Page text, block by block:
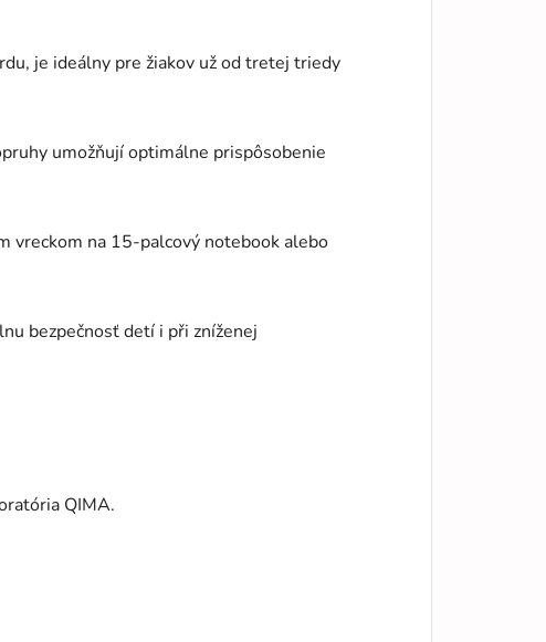
je ideálny pre žiakov už od tretej triedy
umožňují optimálne prispôsobenie
vreckom na 15-palcový notebook alebo
bezpečnosť detí i při zníženej
QIMA.